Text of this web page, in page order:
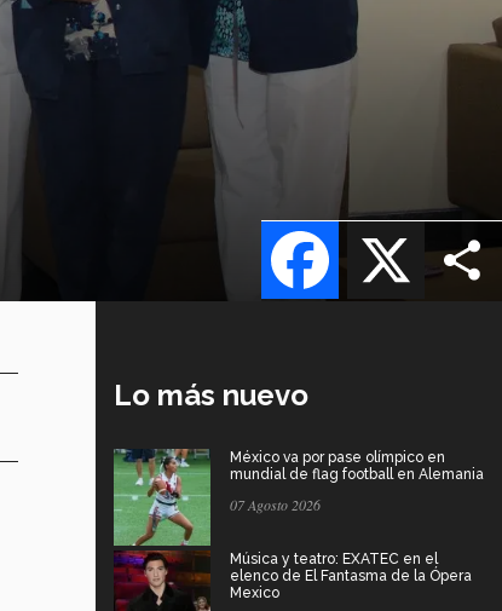
X
Facebook
Lo más nuevo
México va por pase olímpico en
mundial de flag football en Alemania
07 Agosto 2026
Música y teatro: EXATEC en el
elenco de El Fantasma de la Ópera
Mexico